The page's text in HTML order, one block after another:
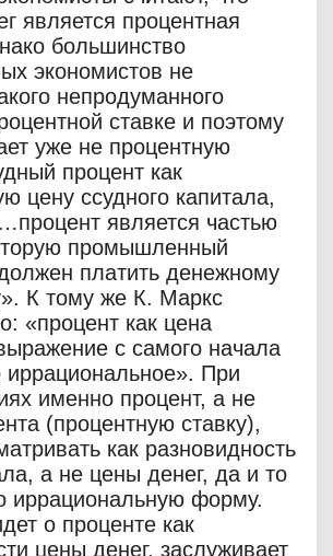
является процентная
большинство
экономистов не
непродуманного
ставке и поэтому
уже не процентную
процент как
цену ссудного капитала,
является частью
промышленный
платить денежному
К тому же К. Маркс
«процент как цена
с самого начала
При
именно процент, а не
(процентную ставку),
как разновидность
а не цены денег, да и то
иррациональную форму.
о проценте как
цены денег, заслуживает